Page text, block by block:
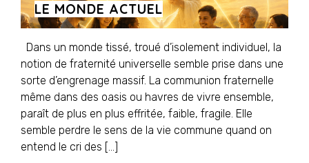
LE MONDE ACTUEL
Dans un monde tissé, troué d’isolement individuel, la
notion de fraternité universelle semble prise dans une
sorte d’engrenage massif. La communion fraternelle
même dans des oasis ou havres de vivre ensemble,
paraît de plus en plus effritée, faible, fragile. Elle
semble perdre le sens de la vie commune quand on
entend le cri des […]